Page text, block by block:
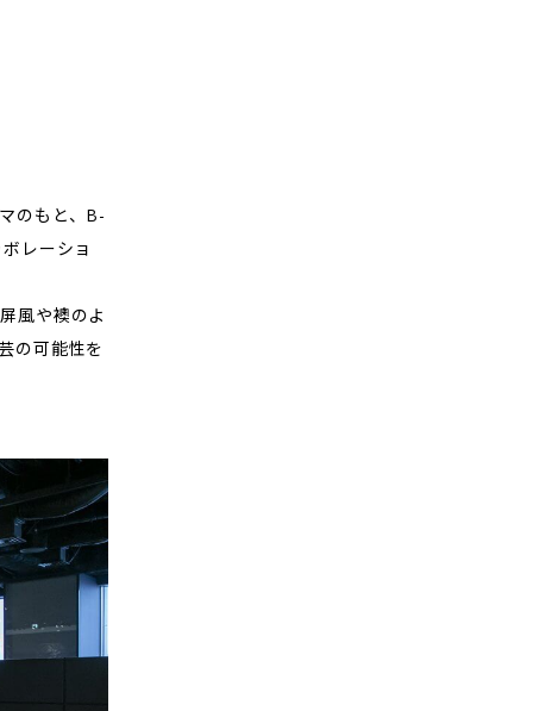
のもと、B-
レーショ
風や襖のよ
の可能性を